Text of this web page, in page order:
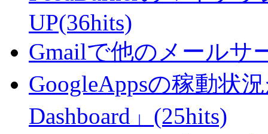
UP(36hits)
Gmailで他のメールサ
GoogleAppsの稼動状
Dashboard」(25hits)